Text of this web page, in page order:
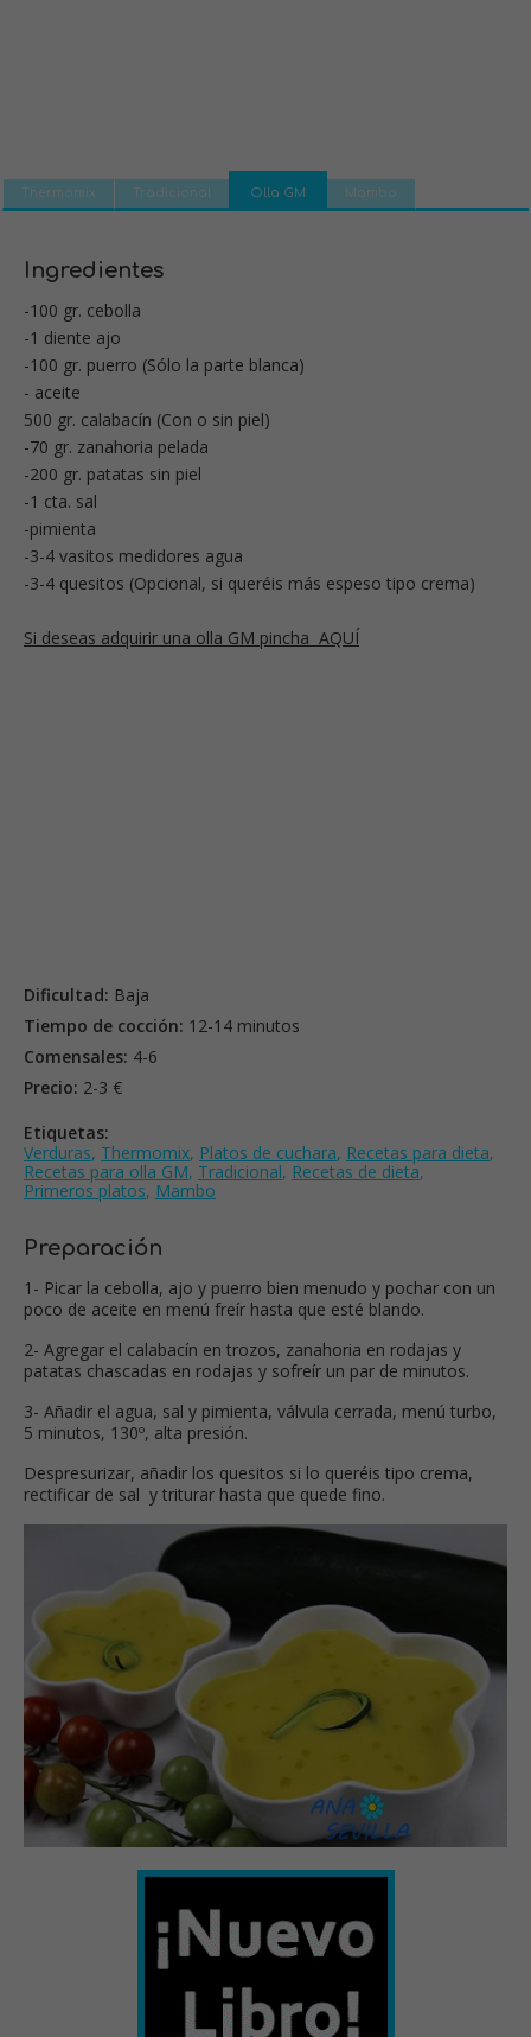
Thermomix Tradicional Olla GM Mambo
Ingredientes
-100 gr. cebolla
-1 diente ajo
-100 gr. puerro (Sólo la parte blanca)
- aceite
500 gr. calabacín (Con o sin piel)
-70 gr. zanahoria pelada
-200 gr. patatas sin piel
-1 cta. sal
-pimienta
-3-4 vasitos medidores agua
-3-4 quesitos (Opcional, si queréis más espeso tipo crema)
Si deseas adquirir una olla GM pincha AQUÍ
Dificultad: Baja
Tiempo de cocción: 12-14 minutos
Comensales: 4-6
Precio: 2-3 €
Etiquetas:
Verduras, Thermomix, Platos de cuchara, Recetas para dieta,
Recetas para olla GM, Tradicional, Recetas de dieta,
Primeros platos, Mambo
Preparación
1- Picar la cebolla, ajo y puerro bien menudo y pochar con un
poco de aceite en menú freír hasta que esté blando.
2- Agregar el calabacín en trozos, zanahoria en rodajas y
patatas chascadas en rodajas y sofreír un par de minutos.
3- Añadir el agua, sal y pimienta, válvula cerrada, menú turbo,
5 minutos, 130º, alta presión.
Despresurizar, añadir los quesitos si lo queréis tipo crema,
rectificar de sal y triturar hasta que quede fino.